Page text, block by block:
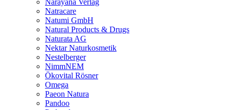
Narayana Verlag
Natracare
Natumi GmbH
Natural Products & Drugs
Naturata AG
Nektar Naturkosmetik
Nestelberger
NimmNEM
Ökovital Rösner
Omega
Paeon Natura
Pandoo